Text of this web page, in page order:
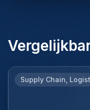
Supply Chain,